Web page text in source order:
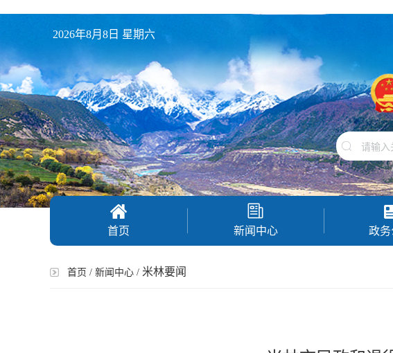
2026年8月8日 星期六
首页 新闻中心 政
首页 / 新闻中心 / 米林要闻